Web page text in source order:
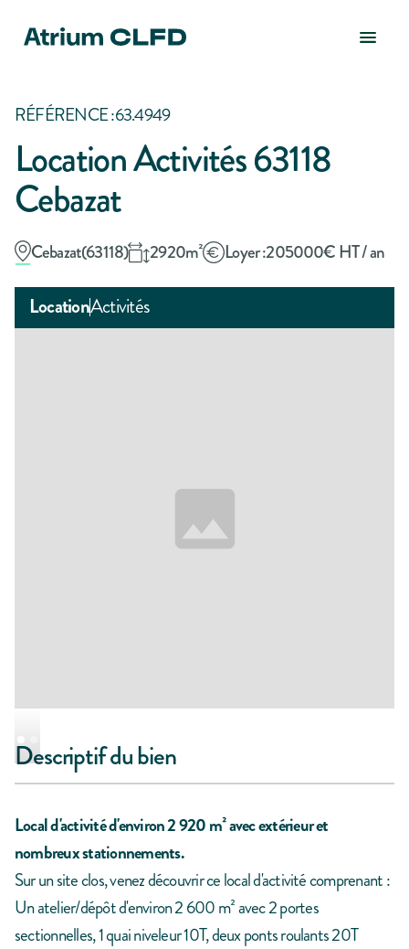
RÉFÉRENCE :63.4949
Location Activités 63118
Cebazat
Cebazat(63118) 2920m² Loyer :205000€ HT / an
LocationActivités
Descriptif du bien
Local d'activité d'environ 2 920 m² avec extérieur et
nombreux stationnements.
Sur un site clos, venez découvrir ce local d'activité comprenant :
Un atelier/dépôt d'environ 2 600 m² avec 2 portes
sectionnelles, 1 quai niveleur 10T, deux ponts roulants 20T